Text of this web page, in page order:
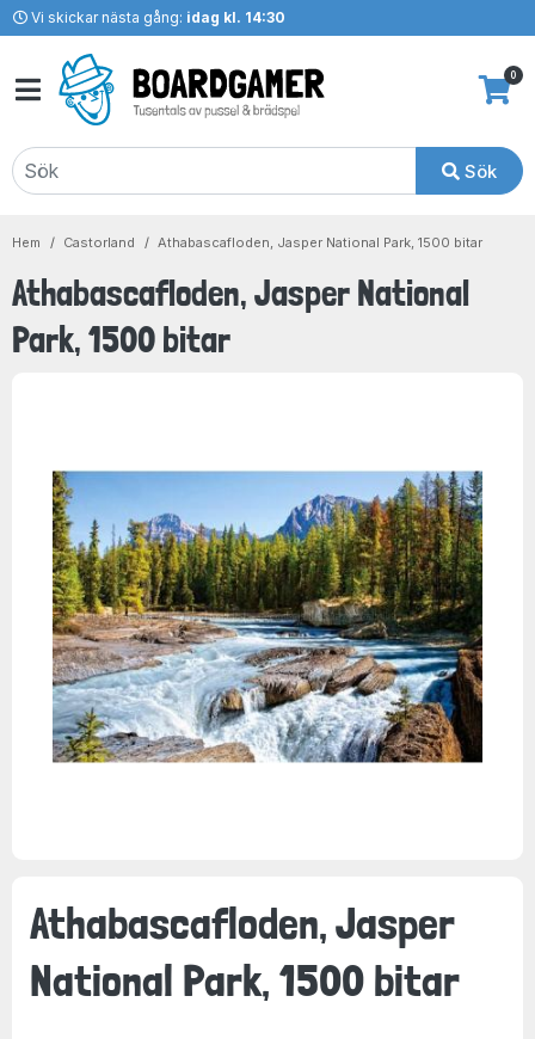
Vi skickar nästa gång: idag kl. 14:30
Sök
0
Hem Castorland Athabascafloden, Jasper National Park, 1500 bitar
Athabascafloden, Jasper National
Park, 1500 bitar
Athabascafloden, Jasper
National Park, 1500 bitar